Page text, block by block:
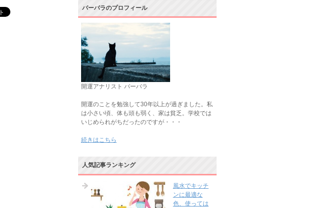
バーバラのプロフィール
開運アナリスト バーバラ
開運のことを勉強して30年以上が過ぎました。私
は小さい頃、体も頭も弱く、家は貧乏。学校では
いじめられがちだったのですが・・・
続きはこちら
人気記事ランキング
風水でキッチ
ンに最適な
色、使っては